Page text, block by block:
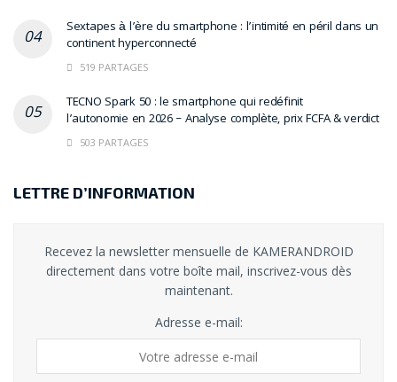
Sextapes à l’ère du smartphone : l’intimité en péril dans un
continent hyperconnecté
519 PARTAGES
TECNO Spark 50 : le smartphone qui redéfinit
l’autonomie en 2026 – Analyse complète, prix FCFA & verdict
503 PARTAGES
LETTRE D’INFORMATION
Recevez la newsletter mensuelle de KAMERANDROID
directement dans votre boîte mail, inscrivez-vous dès
maintenant.
Adresse e-mail: